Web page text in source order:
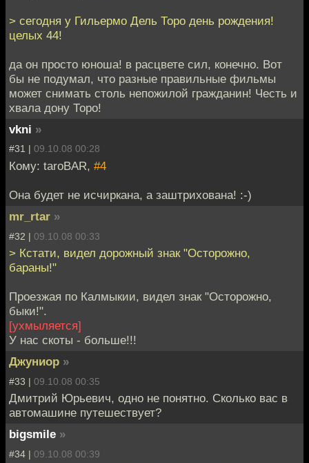
> сегодня у Гильермо Дель Торо день рождения!
целых 44!
да он просто юноша! в расцвете сил, конечно. Вот
бы не подумал, что разные правильные фильмы
может снимать столь непожилой гражданин! Честь и
хвала дону Торо!
vkni »
#31 | 09.10.08 00:28
Кому: taroBAR, #4
Она будет не исчиркана, а заштрихована! :-)
mr_rtar »
#32 | 09.10.08 00:33
> Кстати, видел дорожный знак "Осторожно,
бараны!"
Проезжая по Калмыкии, видел знак "Осторожно,
быки!".
[ухмыляется]
У нас скоты - больше!!!
Джуниор »
#33 | 09.10.08 00:35
Дмитрий Юрьевич, одно не понятно. Сколько вас в
автомашине путешествует?
bigsmile »
#34 | 09.10.08 00:39